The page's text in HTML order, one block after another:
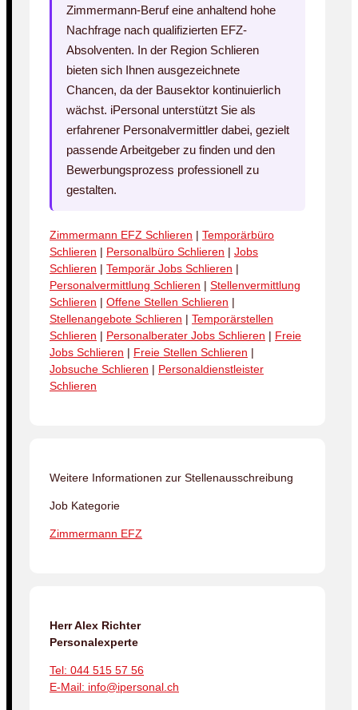
Zimmermann-Beruf eine anhaltend hohe
Nachfrage nach qualifizierten EFZ-
Absolventen. In der Region Schlieren
bieten sich Ihnen ausgezeichnete
Chancen, da der Bausektor kontinuierlich
wächst. iPersonal unterstützt Sie als
erfahrener Personalvermittler dabei, gezielt
passende Arbeitgeber zu finden und den
Bewerbungsprozess professionell zu
gestalten.
Zimmermann EFZ Schlieren | Temporärbüro
Schlieren | Personalbüro Schlieren | Jobs
Schlieren | Temporär Jobs Schlieren |
Personalvermittlung Schlieren | Stellenvermittlung
Schlieren | Offene Stellen Schlieren |
Stellenangebote Schlieren | Temporärstellen
Schlieren | Personalberater Jobs Schlieren | Freie
Jobs Schlieren | Freie Stellen Schlieren |
Jobsuche Schlieren | Personaldienstleister
Schlieren
Weitere Informationen zur Stellenausschreibung
Job Kategorie
Zimmermann EFZ
Herr Alex Richter
Personalexperte
Tel: 044 515 57 56
E-Mail: info@ipersonal.ch